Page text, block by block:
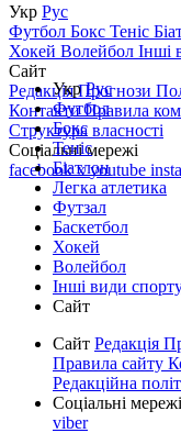
Укр Рус
Футбол Бокс Теніс
Хокей Волейбол Інші
Сайт
РедакціяПрогнози
КонтактиПравила
Структура власності
Соціальні мережі
facebookxyoutube
УкрРус
Футбол
Бокс
Теніс
Біатлон
Легка атлетика
Футзал
Баскетбол
Хокей
Волейбол
Інші види
Сайт
Сайт Редакція
Правила сайту
Редакційна
Соціальні мережі
viber